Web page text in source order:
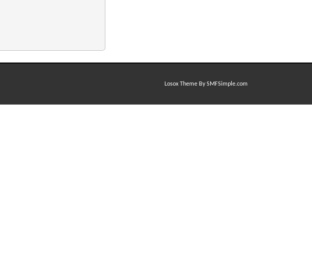
Losox Theme By SMFSimple.com